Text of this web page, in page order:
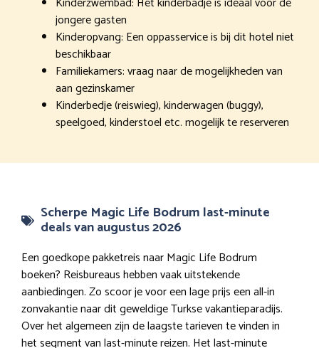
jongere gasten
Kinderopvang: Een oppasservice is bij dit hotel niet
beschikbaar
Familiekamers: vraag naar de mogelijkheden van
aan gezinskamer
Kinderbedje (reiswieg), kinderwagen (buggy),
speelgoed, kinderstoel etc. mogelijk te reserveren
Scherpe Magic Life Bodrum last-minute
deals van augustus 2026
Een goedkope pakketreis naar Magic Life Bodrum
boeken? Reisbureaus hebben vaak uitstekende
aanbiedingen. Zo scoor je voor een lage prijs een all-in
zonvakantie naar dit geweldige Turkse vakantieparadijs.
Over het algemeen zijn de laagste tarieven te vinden in
het segment van last-minute reizen. Het last-minute